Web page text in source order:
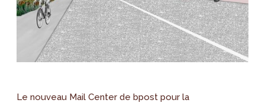
Le nouveau Mail Center de bpost pour la